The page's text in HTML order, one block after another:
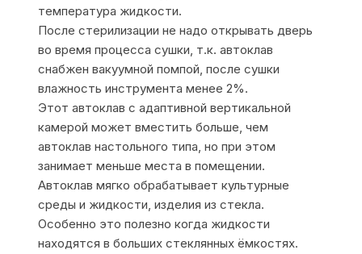
температура жидкости.
После стерилизации не надо открывать дверь
во время процесса сушки, т.к. автоклав
снабжен вакуумной помпой, после сушки
влажность инструмента менее 2%.
Этот автоклав с адаптивной вертикальной
камерой может вместить больше, чем
автоклав настольного типа, но при этом
занимает меньше места в помещении.
Автоклав мягко обрабатывает культурные
среды и жидкости, изделия из стекла.
Особенно это полезно когда жидкости
находятся в больших стеклянных ёмкостях.